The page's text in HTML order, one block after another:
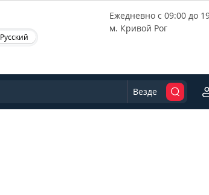
Русский
Ежедневно с 09:00 до
м. Кривой Рог
Везде